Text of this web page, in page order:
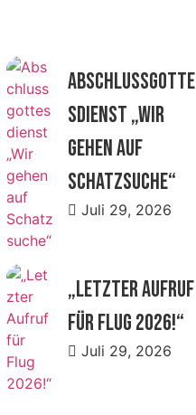
Abschlussgotte
sdienst „Wir
gehen auf
Schatzsuche“
Juli 29, 2026
„Letzter Aufruf
für Flug 2026!“
Juli 29, 2026